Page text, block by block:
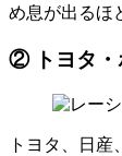
め息が出るほ
② トヨタ・
トヨタ、日産